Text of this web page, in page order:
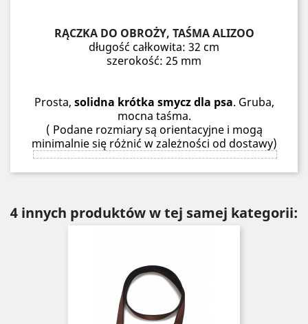
RĄCZKA DO OBROŻY, TAŚMA ALIZOO
długość całkowita: 32 cm
szerokość: 25 mm
Prosta, solidna krótka smycz dla psa. Gruba,
mocna taśma.
( Podane rozmiary są orientacyjne i mogą
minimalnie się różnić w zależności od dostawy)
4 innych produktów w tej samej kategorii: